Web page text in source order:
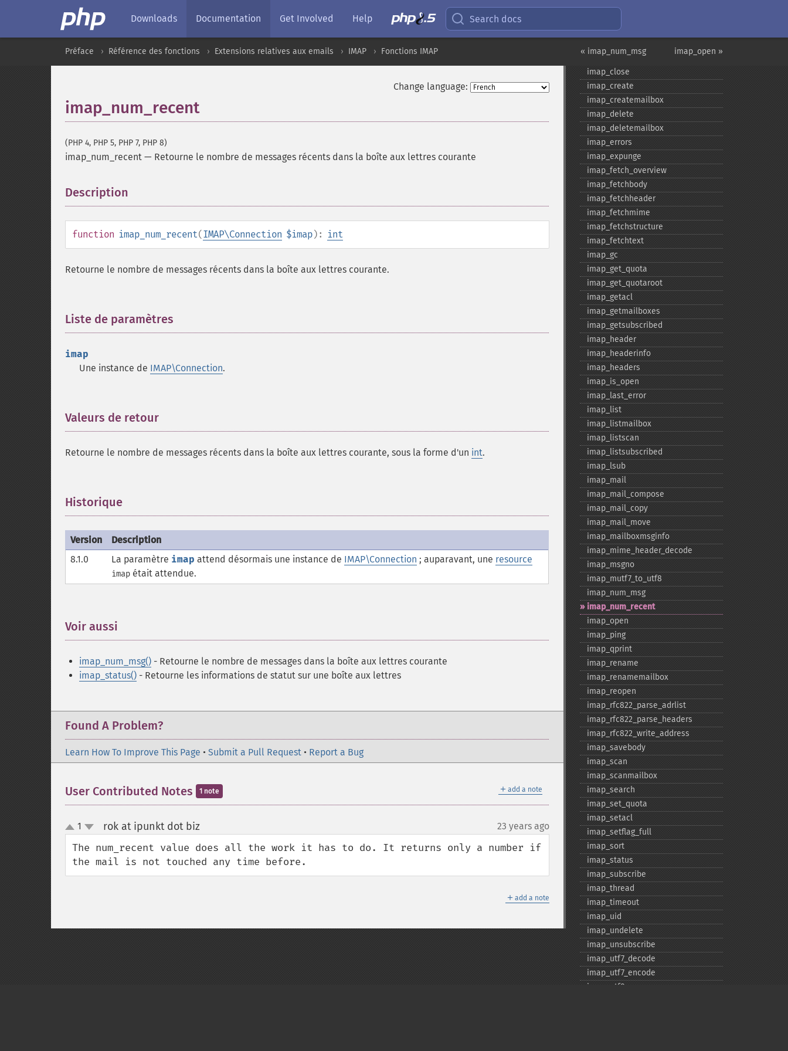
Downloads Documentation Get Involved Help Search docs
imap_open »
« imap_num_msg
Préface Référence des fonctions Extensions relatives aux emails IMAP Fonctions IMAP
Change language:
imap_num_recent
(PHP 4, PHP 5, PHP 7, PHP 8)
imap_num_recent — Retourne le nombre de messages récents dans la boîte aux lettres courante
Description
function imap_num_recent(IMAP\Connection $imap): int
Retourne le nombre de messages récents dans la boîte aux lettres courante.
Liste de paramètres
imap
Une instance de IMAP\Connection.
Valeurs de retour
Retourne le nombre de messages récents dans la boîte aux lettres courante, sous la forme d'un int.
Historique
Version
Description
8.1.0
La paramètre imap attend désormais une instance de IMAP\Connection ; auparavant, une resource
imap était attendue.
Voir aussi
imap_num_msg() - Retourne le nombre de messages dans la boîte aux lettres courante
imap_status() - Retourne les informations de statut sur une boîte aux lettres
Found A Problem?
Learn How To Improve This Page • Submit a Pull Request • Report a Bug
＋ add a note
User Contributed Notes 1 note
up
down
1 rok at ipunkt dot biz¶ 23 years ago
The num_recent value does all the work it has to do. It returns only a number if
the mail is not touched any time before.
＋ add a note
imap_​bodystruct
imap_​clearflag_​full
imap_​close
imap_​create
imap_​createmailbox
imap_​delete
imap_​deletemailbox
imap_​errors
imap_​expunge
imap_​fetch_​overview
imap_​fetchbody
imap_​fetchheader
imap_​fetchmime
imap_​fetchstructure
imap_​fetchtext
imap_​gc
imap_​get_​quota
imap_​get_​quotaroot
imap_​getacl
imap_​getmailboxes
imap_​getsubscribed
imap_​header
imap_​headerinfo
imap_​headers
imap_​is_​open
imap_​last_​error
imap_​list
imap_​listmailbox
imap_​listscan
imap_​listsubscribed
imap_​lsub
imap_​mail
imap_​mail_​compose
imap_​mail_​copy
imap_​mail_​move
imap_​mailboxmsginfo
imap_​mime_​header_​decode
imap_​msgno
imap_​mutf7_​to_​utf8
imap_​num_​msg
imap_​num_​recent
imap_​open
imap_​ping
imap_​qprint
imap_​rename
imap_​renamemailbox
imap_​reopen
imap_​rfc822_​parse_​adrlist
imap_​rfc822_​parse_​headers
imap_​rfc822_​write_​address
imap_​savebody
imap_​scan
imap_​scanmailbox
imap_​search
imap_​set_​quota
imap_​setacl
imap_​setflag_​full
imap_​sort
imap_​status
imap_​subscribe
imap_​thread
imap_​timeout
imap_​uid
imap_​undelete
imap_​unsubscribe
imap_​utf7_​decode
imap_​utf7_​encode
imap_​utf8